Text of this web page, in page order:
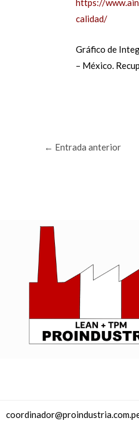
https://
calidad/
Gráfico de
– México.
← Entrada anterior